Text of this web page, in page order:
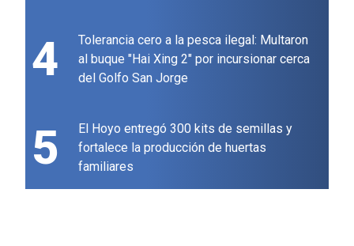
4
Tolerancia cero a la pesca ilegal: Multaron
al buque "Hai Xing 2" por incursionar cerca
del Golfo San Jorge
5
El Hoyo entregó 300 kits de semillas y
fortalece la producción de huertas
familiares